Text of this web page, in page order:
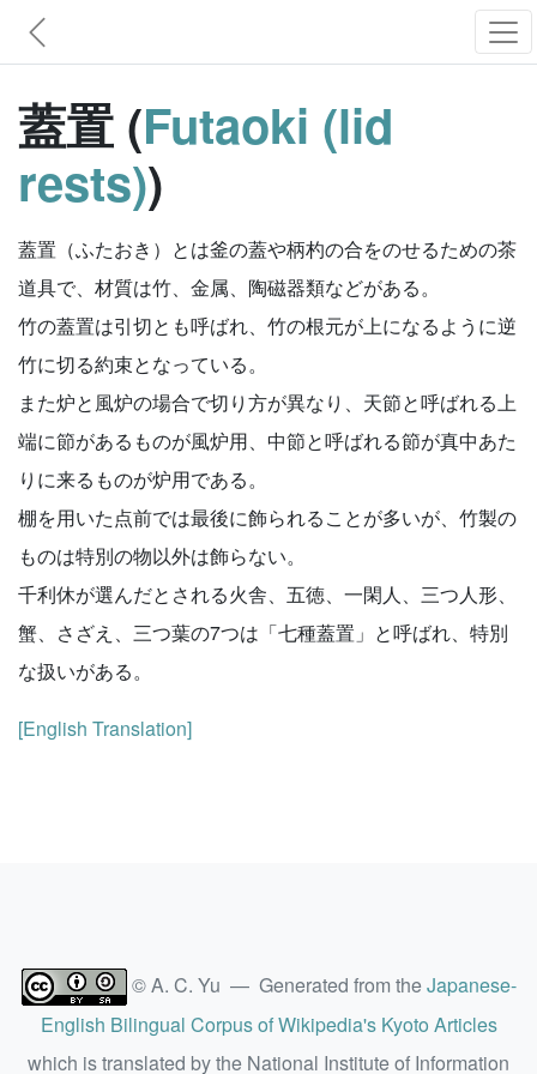
蓋置 (Futaoki (lid
rests))
蓋置（ふたおき）とは釜の蓋や柄杓の合をのせるための茶
道具で、材質は竹、金属、陶磁器類などがある。
竹の蓋置は引切とも呼ばれ、竹の根元が上になるように逆
竹に切る約束となっている。
また炉と風炉の場合で切り方が異なり、天節と呼ばれる上
端に節があるものが風炉用、中節と呼ばれる節が真中あた
りに来るものが炉用である。
棚を用いた点前では最後に飾られることが多いが、竹製の
ものは特別の物以外は飾らない。
千利休が選んだとされる火舎、五徳、一閑人、三つ人形、
蟹、さざえ、三つ葉の7つは「七種蓋置」と呼ばれ、特別
な扱いがある。
[English Translation]
© A. C. Yu — Generated from theJapanese-
English Bilingual Corpus of Wikipedia's Kyoto Articles
which is translated by the National Institute of Information